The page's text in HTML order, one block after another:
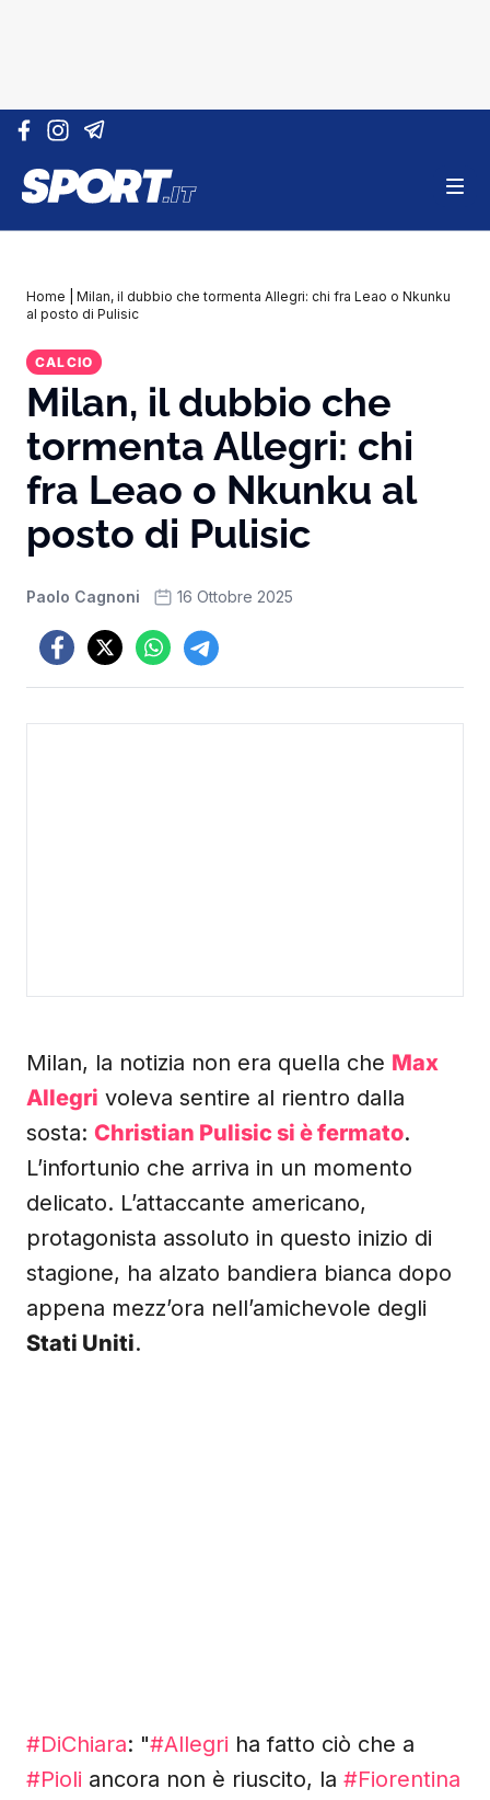
Vai al contenuto
Home
Milan, il dubbio che tormenta Allegri: chi fra Leao o Nkunku
al posto di Pulisic
CALCIO
Milan, il dubbio che
tormenta Allegri: chi
fra Leao o Nkunku al
posto di Pulisic
Paolo Cagnoni 16 Ottobre 2025
Milan, la notizia non era quella che Max
Allegri voleva sentire al rientro dalla
sosta: Christian Pulisic si è fermato.
L’infortunio che arriva in un momento
delicato. L’attaccante americano,
protagonista assoluto in questo inizio di
stagione, ha alzato bandiera bianca dopo
appena mezz’ora nell’amichevole degli
Stati Uniti.
#DiChiara: "#Allegri ha fatto ciò che a
#Pioli ancora non è riuscito, la #Fiorentina